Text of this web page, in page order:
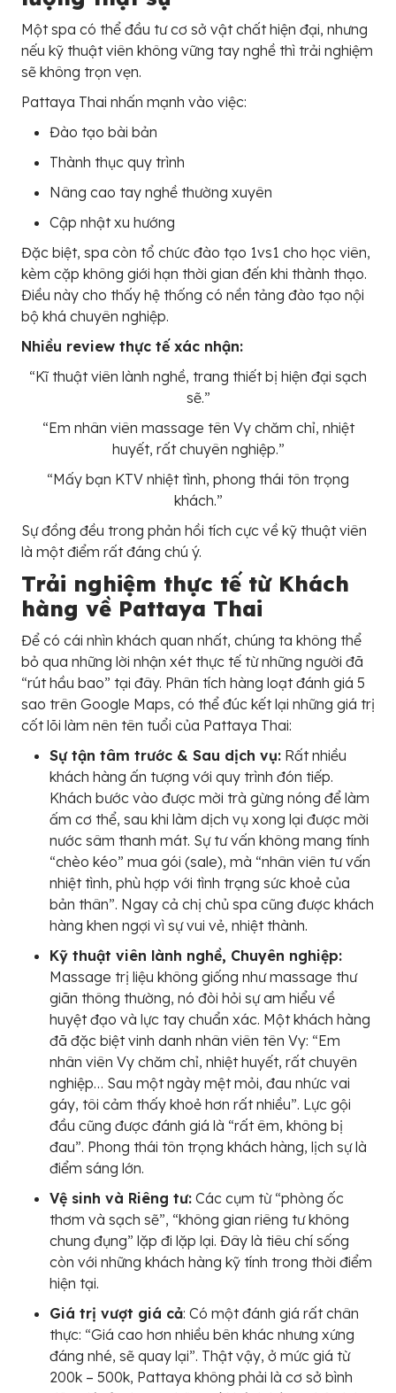
Một spa có thể đầu tư cơ sở vật chất hiện đại, nhưng
nếu kỹ thuật viên không vững tay nghề thì trải nghiệm
sẽ không trọn vẹn.
Pattaya Thai nhấn mạnh vào việc:
Đào tạo bài bản
Thành thục quy trình
Nâng cao tay nghề thường xuyên
Cập nhật xu hướng
Đặc biệt, spa còn tổ chức đào tạo 1vs1 cho học viên,
kèm cặp không giới hạn thời gian đến khi thành thạo.
Điều này cho thấy hệ thống có nền tảng đào tạo nội
bộ khá chuyên nghiệp.
Nhiều review thực tế xác nhận:
“Kĩ thuật viên lành nghề, trang thiết bị hiện đại sạch
sẽ.”
“Em nhân viên massage tên Vy chăm chỉ, nhiệt
huyết, rất chuyên nghiệp.”
“Mấy bạn KTV nhiệt tình, phong thái tôn trọng
khách.”
Sự đồng đều trong phản hồi tích cực về kỹ thuật viên
là một điểm rất đáng chú ý.
Trải nghiệm thực tế từ Khách
hàng về Pattaya Thai
Để có cái nhìn khách quan nhất, chúng ta không thể
bỏ qua những lời nhận xét thực tế từ những người đã
“rút hầu bao” tại đây. Phân tích hàng loạt đánh giá 5
sao trên Google Maps, có thể đúc kết lại những giá trị
cốt lõi làm nên tên tuổi của Pattaya Thai:
Sự tận tâm trước & Sau dịch vụ: Rất nhiều
khách hàng ấn tượng với quy trình đón tiếp.
Khách bước vào được mời trà gừng nóng để làm
ấm cơ thể, sau khi làm dịch vụ xong lại được mời
nước sâm thanh mát. Sự tư vấn không mang tính
“chèo kéo” mua gói (sale), mà “nhân viên tư vấn
nhiệt tình, phù hợp với tình trạng sức khoẻ của
bản thân”. Ngay cả chị chủ spa cũng được khách
hàng khen ngợi vì sự vui vẻ, nhiệt thành.
Kỹ thuật viên lành nghề, Chuyên nghiệp:
Massage trị liệu không giống như massage thư
giãn thông thường, nó đòi hỏi sự am hiểu về
huyệt đạo và lực tay chuẩn xác. Một khách hàng
đã đặc biệt vinh danh nhân viên tên Vy: “Em
nhân viên Vy chăm chỉ, nhiệt huyết, rất chuyên
nghiệp… Sau một ngày mệt mỏi, đau nhức vai
gáy, tôi cảm thấy khoẻ hơn rất nhiều”. Lực gội
đầu cũng được đánh giá là “rất êm, không bị
đau”. Phong thái tôn trọng khách hàng, lịch sự là
điểm sáng lớn.
Vệ sinh và Riêng tư: Các cụm từ “phòng ốc
thơm và sạch sẽ”, “không gian riêng tư không
chung đụng” lặp đi lặp lại. Đây là tiêu chí sống
còn với những khách hàng kỹ tính trong thời điểm
hiện tại.
Giá trị vượt giá cả: Có một đánh giá rất chân
thực: “Giá cao hơn nhiều bên khác nhưng xứng
đáng nhé, sẽ quay lại”. Thật vậy, ở mức giá từ
200k – 500k, Pattaya không phải là cơ sở bình